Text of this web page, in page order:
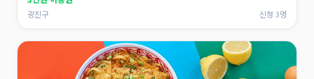
광진구 신청 3명